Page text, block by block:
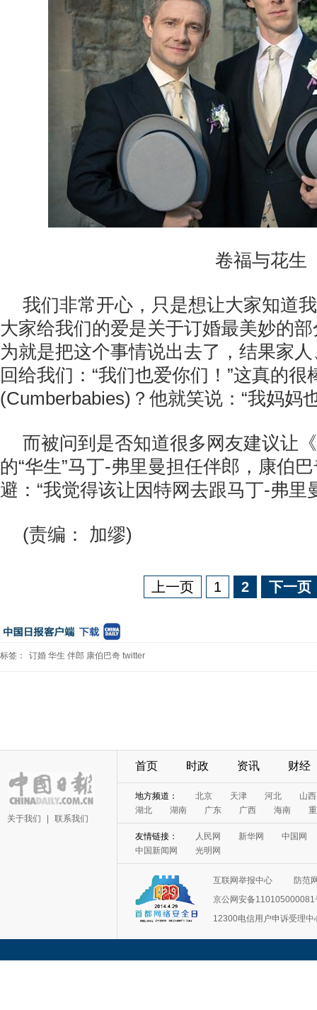
卷福与花生
我们非常开心，只是想让大家知道
大家给我们的爱是关于订婚最美妙的
为就是把这个事情说出去了，结果家
回给我们：“我们也爱你们！”这真的
(Cumberbabies)？他就笑说：“我妈妈
而被问到是否知道很多网友建议让
的“华生”马丁-弗里曼担任伴郎，康伯
避：“我觉得该让因特网去跟马丁-弗里
(责编： 加缪)
上一页 1 2 下一页
标签： 订婚 华生 伴郎 康伯巴奇 twitter
关于我们 联系我们
首页 时政 资讯 财经
地方频道： 北京 天津 河北
山西
湖北
湖南 广东 广西 海南
友情链接： 人民网 新华网
中国网
中国新闻网
光明网
互联网举报中心
防范
京公网安备110105000081
12300电信用户申诉受理中